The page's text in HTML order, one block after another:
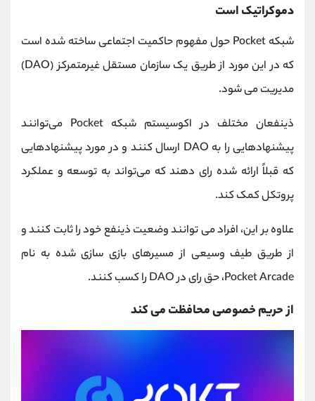
دموکراتیک است
شبکه Pocket حول مفهوم حاکمیت اجتماعی ساخته شده است
که در این مورد از طریق یک سازمان مستقل غیرمتمرکز (DAO)
مدیریت می شود.
ذینفعان مختلف در اکوسیستم شبکه Pocket می‌توانند
پیشنهادهایی را به DAO ارسال کنند و در مورد پیشنهادهایی
که قبلاً ارائه شده رای دهند که می‌تواند به توسعه و عملکرد
پروتکل کمک کند.
علاوه بر این، افراد می توانند وضعیت ذینفع خود را ثابت کنند و
از طریق طیف وسیعی از مسیرهای بازی سازی شده به نام
Pocket Arcade، حق رای در DAO را کسب کنند.
از حریم خصوصی محافظت می کند